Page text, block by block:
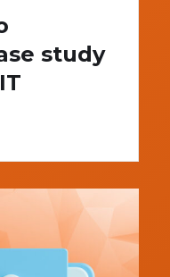
study